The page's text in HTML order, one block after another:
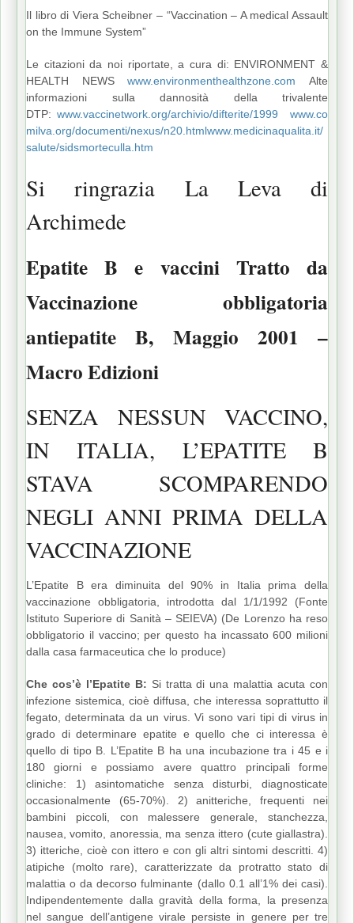
Il libro di Viera Scheibner – “Vaccination – A medical Assault
on the Immune System”
Le citazioni da noi riportate, a cura di: ENVIRONMENT &
HEALTH NEWSwww.environmenthealthzone.com Alte
informazioni sulla dannosità della trivalente
DTP:www.vaccinetwork.org/archivio/difterite/1999
www.co
milva.org/documenti/nexus/n20.htmlwww.medicinaqualita.it/
salute/sidsmorteculla.htm
Si ringrazia La Leva di
Archimede
Epatite B e vaccini Tratto da
Vaccinazione obbligatoria
antiepatite B, Maggio 2001 –
Macro Edizioni
SENZA NESSUN VACCINO,
IN ITALIA, L’EPATITE B
STAVA SCOMPARENDO
NEGLI ANNI PRIMA DELLA
VACCINAZIONE
L’Epatite B era diminuita del 90% in Italia prima della
vaccinazione obbligatoria, introdotta dal 1/1/1992 (Fonte
Istituto Superiore di Sanità – SEIEVA) (De Lorenzo ha reso
obbligatorio il vaccino; per questo ha incassato 600 milioni
dalla casa farmaceutica che lo produce)
Che cos’è l’Epatite B: Si tratta di una malattia acuta con
infezione sistemica, cioè diffusa, che interessa soprattutto il
fegato, determinata da un virus. Vi sono vari tipi di virus in
grado di determinare epatite e quello che ci interessa è
quello di tipo B. L’Epatite B ha una incubazione tra i 45 e i
180 giorni e possiamo avere quattro principali forme
cliniche: 1) asintomatiche senza disturbi, diagnosticate
occasionalmente (65-70%). 2) anitteriche, frequenti nei
bambini piccoli, con malessere generale, stanchezza,
nausea, vomito, anoressia, ma senza ittero (cute giallastra).
3) itteriche, cioè con ittero e con gli altri sintomi descritti. 4)
atipiche (molto rare), caratterizzate da protratto stato di
malattia o da decorso fulminante (dallo 0.1 all’1% dei casi).
Indipendentemente dalla gravità della forma, la presenza
nel sangue dell’antigene virale persiste in genere per tre